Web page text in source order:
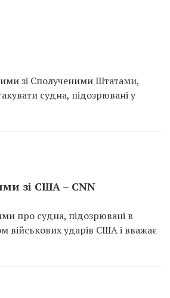
зі Сполученими Штатами,
судна, підозрювані у
зі США – CNN
про судна, підозрювані в
військових ударів США і вважає